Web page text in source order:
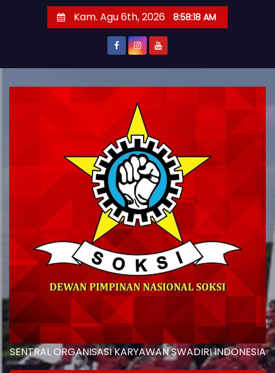
Kam. Agu 6th, 2026 8:58:20 AM
SENTRAL ORGANISASI KARYAWAN SWADIRI INDONESIA